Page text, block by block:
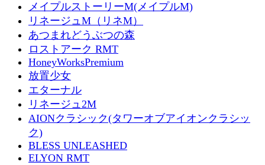
メイプルストーリーM(メイプルM)
リネージュM（リネM）
あつまれどうぶつの森
ロストアーク RMT
HoneyWorksPremium
放置少女
エターナル
リネージュ2M
AIONクラシック(タワーオブアイオンクラシッ
ク)
BLESS UNLEASHED
ELYON RMT